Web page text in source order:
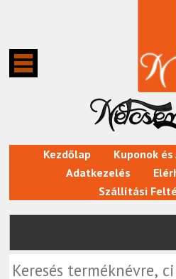
Kezdőlap Kuponok és
Adatkezelés
Szállítási